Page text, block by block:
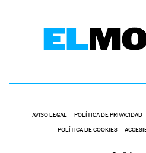
AVISO LEGAL POLÍTICA DE PRIVACIDAD
POLÍTICA DE COOKIES